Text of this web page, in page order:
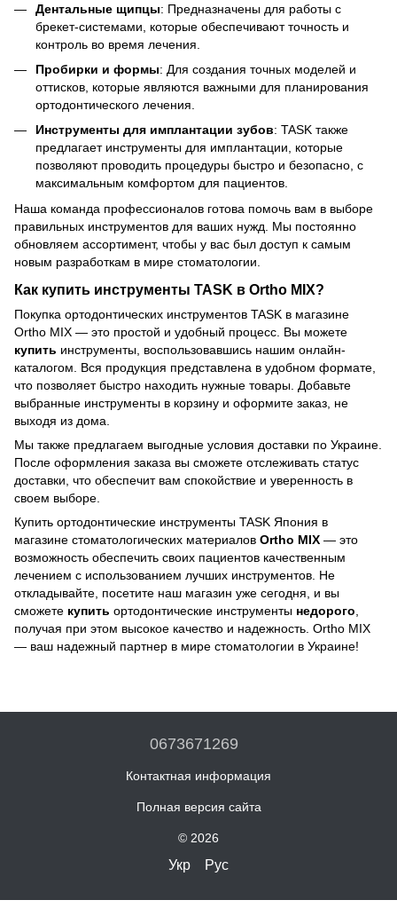
Дентальные щипцы: Предназначены для работы с
брекет-системами, которые обеспечивают точность и
контроль во время лечения.
Пробирки и формы: Для создания точных моделей и
оттисков, которые являются важными для планирования
ортодонтического лечения.
Инструменты для имплантации зубов: TASK также
предлагает инструменты для имплантации, которые
позволяют проводить процедуры быстро и безопасно, с
максимальным комфортом для пациентов.
Наша команда профессионалов готова помочь вам в выборе
правильных инструментов для ваших нужд. Мы постоянно
обновляем ассортимент, чтобы у вас был доступ к самым
новым разработкам в мире стоматологии.
Как купить инструменты TASK в Ortho MIX?
Покупка ортодонтических инструментов TASK в магазине
Ortho MIX — это простой и удобный процесс. Вы можете
купить инструменты, воспользовавшись нашим онлайн-
каталогом. Вся продукция представлена в удобном формате,
что позволяет быстро находить нужные товары. Добавьте
выбранные инструменты в корзину и оформите заказ, не
выходя из дома.
Мы также предлагаем выгодные условия доставки по Украине.
После оформления заказа вы сможете отслеживать статус
доставки, что обеспечит вам спокойствие и уверенность в
своем выборе.
Купить ортодонтические инструменты TASK Япония в
магазине стоматологических материалов Ortho MIX — это
возможность обеспечить своих пациентов качественным
лечением с использованием лучших инструментов. Не
откладывайте, посетите наш магазин уже сегодня, и вы
сможете купить ортодонтические инструменты недорого
получая при этом высокое качество и надежность. Ortho MIX
— ваш надежный партнер в мире стоматологии в Украине!
0673671269
Контактная информация
Полная версия сайта
© 2026
Укр Рус